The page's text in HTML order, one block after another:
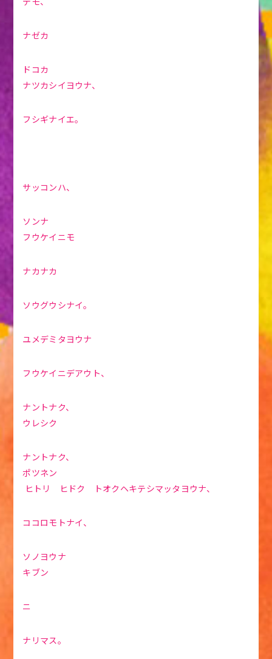
ナゼカ
ドコカ
ナツカシイヨウナ、
フシギナイエ。
サッコンハ、
ソンナ
フウケイニモ
ナカナカ
ソウグウシナイ。
ユメデミタヨウナ
フウケイニデアウト、
ナントナク、
ウレシク
ナントナク、
ポツネン
ヒトリ ヒドク トオクヘキテシマッタヨウナ、
ココロモトナイ、
ソノヨウナ
キブン
ニ
ナリマス。